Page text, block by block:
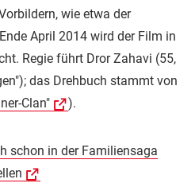
wie etwa der
April 2014 wird der Film in
Regie führt Dror Zahavi (55,
das Drehbuch stammt von
Clan" ).
schon in der Familiensaga